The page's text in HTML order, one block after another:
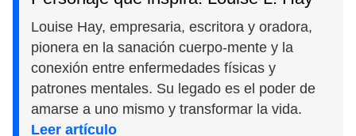
Louise Hay, empresaria, escritora y oradora,
pionera en la sanación cuerpo-mente y la
conexión entre enfermedades físicas y
patrones mentales. Su legado es el poder de
amarse a uno mismo y transformar la vida.
Leer artículo